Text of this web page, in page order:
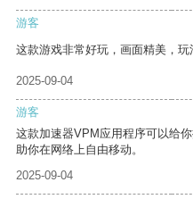
游客
这款游戏非常好玩，画面精美，玩
2025-09-04
游客
这款加速器VPM应用程序可以给
助你在网络上自由移动。
2025-09-04